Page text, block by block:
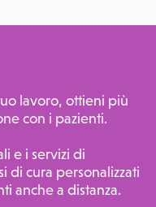
lavoro, ottieni più
con i pazienti.
e i servizi di
di cura personalizzati
anche a distanza.